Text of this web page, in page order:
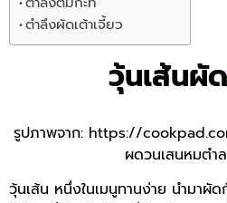
ตำลึงผัดเต้าเจี้ยว
วุ้นเส้นผัด
รูปภาพจาก: https://
ผดวนเสนหมตำ
วุ้นเส้น หนึ่งในเมนูทานง่าย นำมาผัด